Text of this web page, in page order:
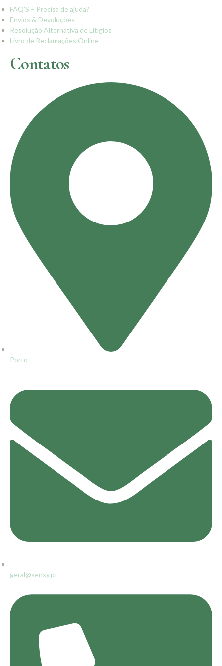
FAQ’S – Precisa de ajuda?
Envios & Devoluções
Resolução Alternativa de Litígios
Livro de Reclamações Online
Contatos
Porto
geral@sensy.pt